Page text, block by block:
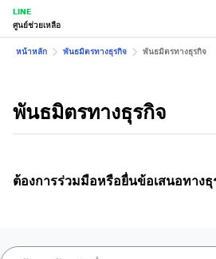
LINE
ศูนย์ช่วยเหลือ
หน้าหลัก พันธมิตรทางธุรกิจ พันธมิตรทางธุรกิจ
พันธมิตรทางธุรกิจ
ต้องการร่วมมือหรือยื่นข้อเสนอทางธุ